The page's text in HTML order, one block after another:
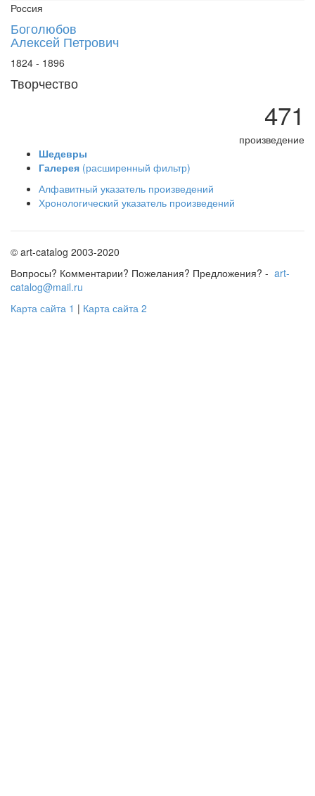
Россия
Боголюбов
Алексей Петрович
1824 - 1896
Творчество
471
произведение
Шедевры
Галерея (расширенный фильтр)
Алфавитный указатель произведений
Хронологический указатель произведений
© art-catalog 2003-2020
Вопросы? Комментарии? Пожелания? Предложения? - art-
catalog@mail.ru
Карта сайта 1 | Карта сайта 2